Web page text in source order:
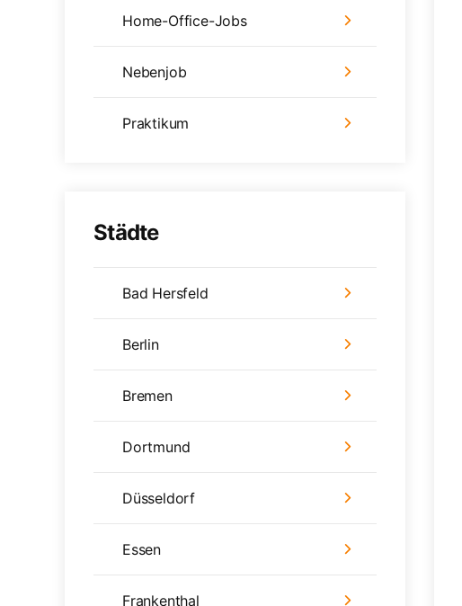
Home-Office-Jobs
Nebenjob
Praktikum
Städte
Bad Hersfeld
Berlin
Bremen
Dortmund
Düsseldorf
Essen
Frankenthal